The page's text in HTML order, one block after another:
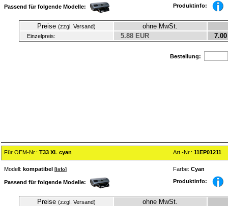
Passend für folgende Modelle: Produktinfo:
Preise (zzgl. Versand) ohne MwSt.
Einzelpreis: 5.88 EUR 7.00
Bestellung:
Für OEM-Nr.: T33 XL cyan Art.-Nr.: 11EP01211
Modell: kompatibel [ Info] Farbe: Cyan
Passend für folgende Modelle: Produktinfo:
Preise (zzgl. Versand) ohne MwSt.